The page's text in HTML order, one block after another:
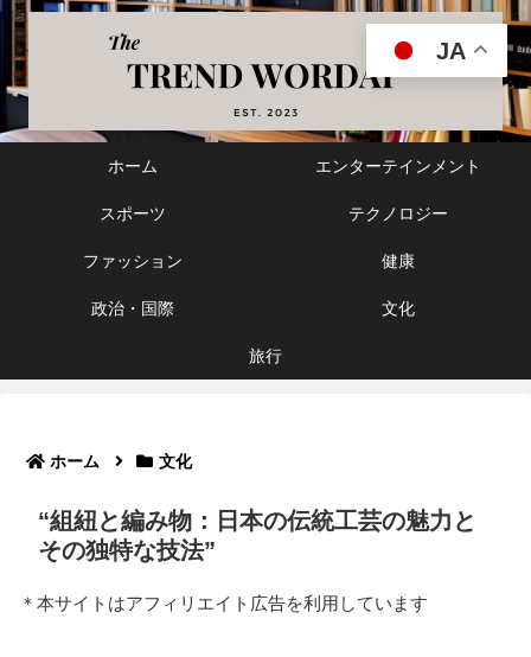
ホーム エンターテインメント
スポーツ テクノロジー
ファッション 健康
政治・国際 文化
旅行
ホーム 文化
“組紐と編み物：日本の伝統工芸の魅力と
その独特な技法”
＊本サイトはアフィリエイト広告を利用しています
JA